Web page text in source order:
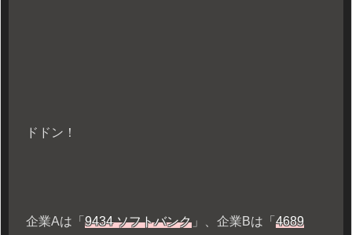
ドドン！
企業Aは「 9434 ソフトバンク 」、企業Bは「 4689